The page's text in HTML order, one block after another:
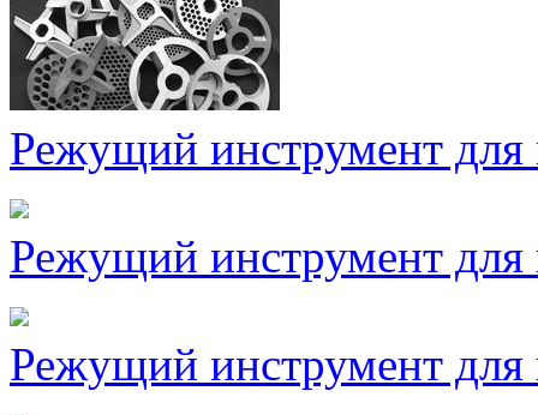
Режущий инструмент
Режущий инструмент для
Режущий инструмент для